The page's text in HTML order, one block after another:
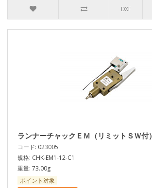
DXF
ランナーチャックＥＭ（リミットＳＷ付）
コード: 023005
規格: CHK-EM1-12-C1
重量: 73.00g
ポイント対象